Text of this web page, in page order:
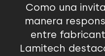
Como una
manera
entre
Lamitech